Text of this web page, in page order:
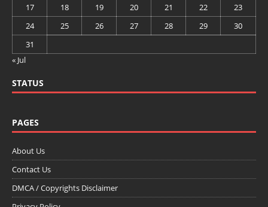
17
18 19 20 21 22
23
24
25 26 27 28 29
30
31
« Jul
STATUS
PAGES
About Us
Contact Us
DMCA / Copyrights Disclaimer